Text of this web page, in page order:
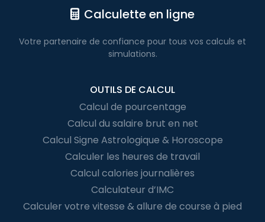
Calculette en ligne
Votre partenaire de confiance pour tous vos calculs et
simulations.
OUTILS DE CALCUL
Calcul de pourcentage
Calcul du salaire brut en net
Calcul Signe Astrologique & Horoscope
Calculer les heures de travail
Calcul calories journalières
Calculateur d’IMC
Calculer votre vitesse & allure de course à pied